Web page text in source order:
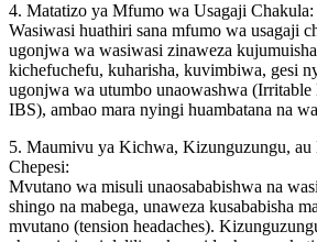
4. Matatizo ya Mfumo wa Usagaji Chakula:
Wasiwasi huathiri sana mfumo wa usagaji
ugonjwa wa wasiwasi zinaweza
kichefuchefu, kuharisha, kuvimbiwa, gesi
ugonjwa wa utumbo unaowashwa
IBS), ambao mara nyingi huambatana na
5. Maumivu ya Kichwa, Kizunguzungu,
Chepesi:
Mvutano wa misuli unaosababishwa na
shingo na mabega, unaweza kusababisha
mvutano (tension headaches).